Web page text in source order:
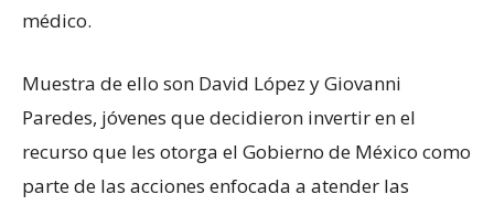
médico.
Muestra de ello son David López y Giovanni
Paredes, jóvenes que decidieron invertir en el
recurso que les otorga el Gobierno de México como
parte de las acciones enfocada a atender las